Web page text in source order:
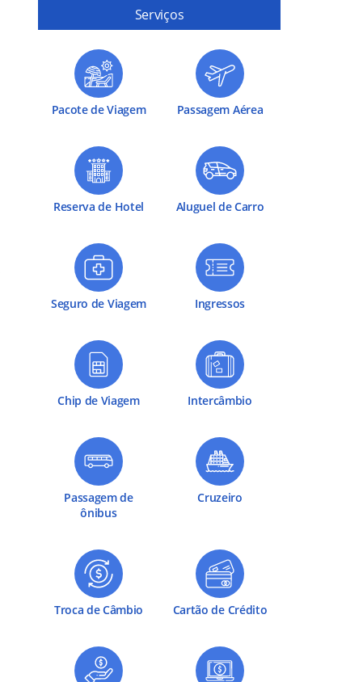
Serviços
Pacote de Viagem Passagem Aérea
Reserva de Hotel Aluguel de Carro
Seguro de Viagem Ingressos
Chip de Viagem Intercâmbio
Passagem de
ônibus
Cruzeiro
Troca de Câmbio Cartão de Crédito